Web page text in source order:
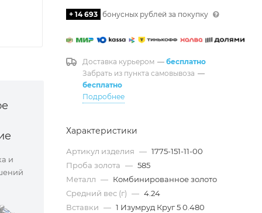
и
+ 14 693 бонусных рублей за покупку
Доставка курьером — бесплатно
Забрать из пункта самовывоза —
бесплатно
Подробнее
Характеристики
Артикул изделия — 1775-151-11-00
Проба золота — 585
Металл — Комбинированное золото
Средний вес (г) — 4.24
Вставки — 1 Изумруд Круг 5 0.480